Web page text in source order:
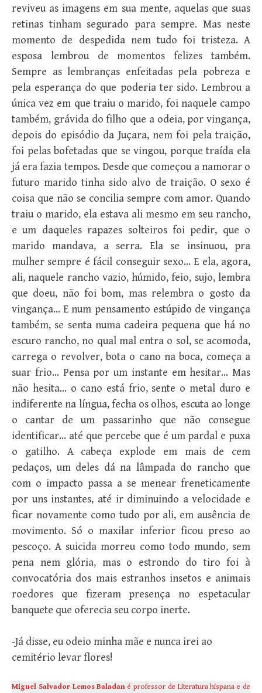
reviveu as imagens em sua mente, aquelas que suas
retinas tinham segurado para sempre. Mas neste
momento de despedida nem tudo foi tristeza. A
esposa lembrou de momentos felizes também.
Sempre as lembranças enfeitadas pela pobreza e
pela esperança do que poderia ter sido. Lembrou a
única vez em que traiu o marido, foi naquele campo
também, grávida do filho que a odeia, por vingança,
depois do episódio da Juçara, nem foi pela traição,
foi pelas bofetadas que se vingou, porque traída ela
já era fazia tempos. Desde que começou a namorar o
futuro marido tinha sido alvo de traição. O sexo é
coisa que não se concilia sempre com amor. Quando
traiu o marido, ela estava ali mesmo em seu rancho,
e um daqueles rapazes solteiros foi pedir, que o
marido mandava, a serra. Ela se insinuou, pra
mulher sempre é fácil conseguir sexo… E ela, agora,
ali, naquele rancho vazio, húmido, feio, sujo, lembra
que doeu, não foi bom, mas relembra o gosto da
vingança… E num pensamento estúpido de vingança
também, se senta numa cadeira pequena que há no
escuro rancho, no qual mal entra o sol, se acomoda,
carrega o revolver, bota o cano na boca, começa a
suar frio… Pensa por um instante em hesitar… Mas
não hesita… o cano está frio, sente o metal duro e
indiferente na língua, fecha os olhos, escuta ao longe
o cantar de um passarinho que não consegue
identificar… até que percebe que é um pardal e puxa
o gatilho. A cabeça explode em mais de cem
pedaços, um deles dá na lâmpada do rancho que
com o impacto passa a se menear freneticamente
por uns instantes, até ir diminuindo a velocidade e
ficar novamente como tudo por ali, em ausência de
movimento. Só o maxilar inferior ficou preso ao
pescoço. A suicida morreu como todo mundo, sem
pena nem glória, mas o estrondo do tiro foi à
convocatória dos mais estranhos insetos e animais
roedores que fizeram presença no espetacular
banquete que oferecia seu corpo inerte.
-Já disse, eu odeio minha mãe e nunca irei ao
cemitério levar flores!
Miguel Salvador Lemos Baladan é professor de Literatura hispana e de